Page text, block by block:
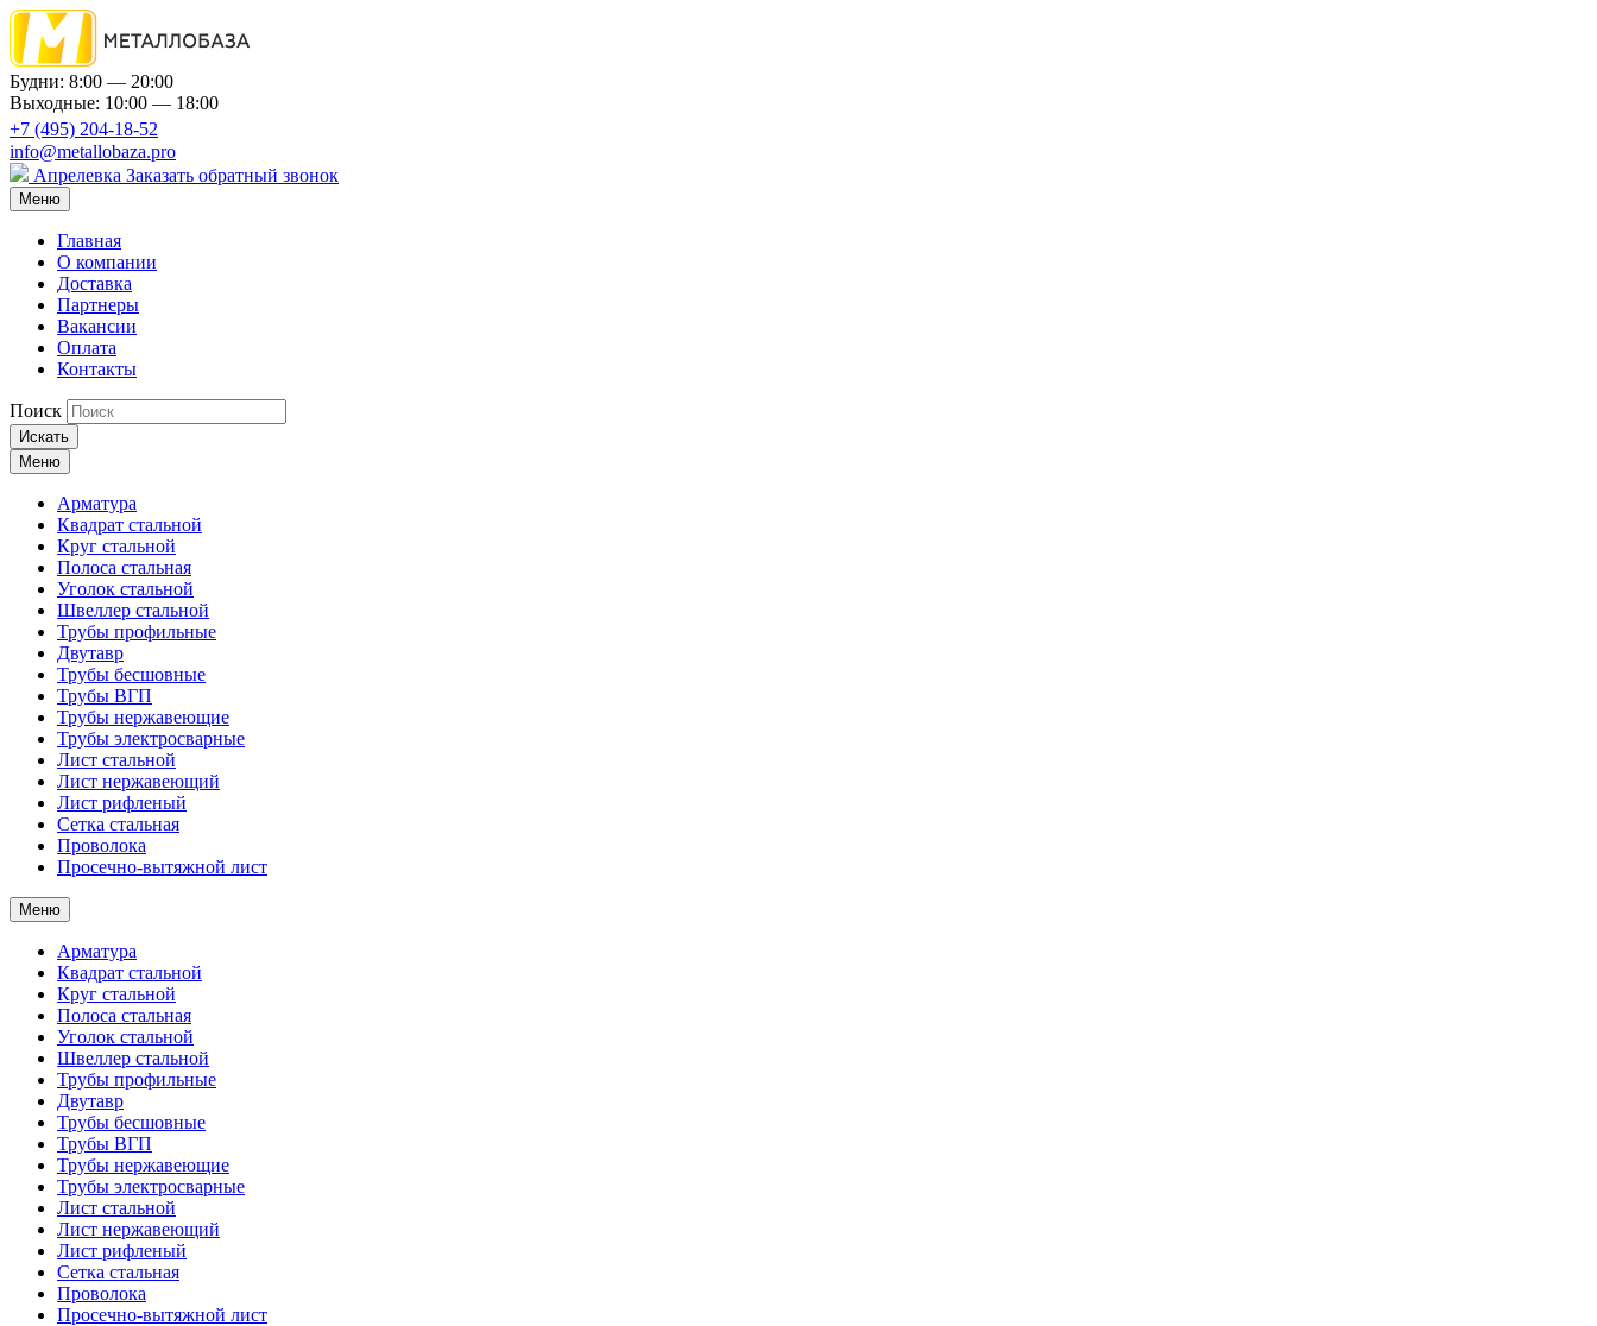
Будни: 8:00 — 20:00
Выходные: 10:00 — 18:00
+7 (495) 204-18-52
info@metallobaza.pro
Апрелевка Заказать обратный звонок
Меню
Главная
О компании
Доставка
Партнеры
Вакансии
Оплата
Контакты
Поиск
Искать
Меню
Арматура
Квадрат стальной
Круг стальной
Полоса стальная
Уголок стальной
Швеллер стальной
Трубы профильные
Двутавр
Трубы бесшовные
Трубы ВГП
Трубы нержавеющие
Трубы электросварные
Лист стальной
Лист нержавеющий
Лист рифленый
Сетка стальная
Проволока
Просечно-вытяжной лист
Меню
Арматура
Квадрат стальной
Круг стальной
Полоса стальная
Уголок стальной
Швеллер стальной
Трубы профильные
Двутавр
Трубы бесшовные
Трубы ВГП
Трубы нержавеющие
Трубы электросварные
Лист стальной
Лист нержавеющий
Лист рифленый
Сетка стальная
Проволока
Просечно-вытяжной лист